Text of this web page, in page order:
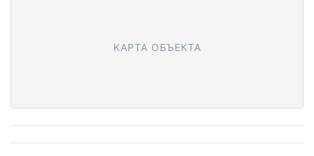
КАРТА ОБЪЕКТА